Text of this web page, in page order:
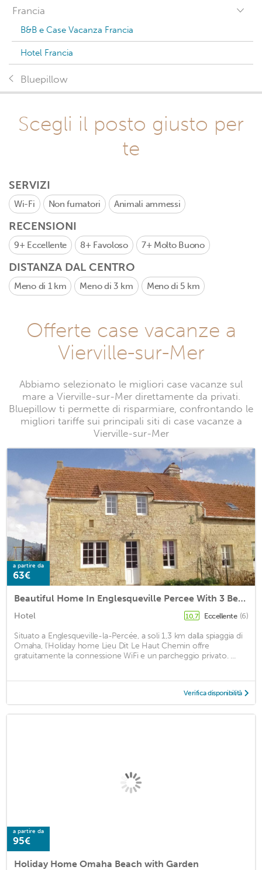
Francia
B&B e Case Vacanza Francia
Hotel Francia
Bluepillow
Scegli il posto giusto per
te
SERVIZI
Wi-Fi Non fumatori Animali ammessi
RECENSIONI
9+ Eccellente 8+ Favoloso 7+ Molto Buono
DISTANZA DAL CENTRO
Meno di 1 km Meno di 3 km Meno di 5 km
Offerte case vacanze a
Vierville-sur-Mer
Abbiamo selezionato le migliori case vacanze sul
mare a Vierville-sur-Mer direttamente da privati.
Bluepillow ti permette di risparmiare, confrontando le
migliori tariffe sui principali siti di case vacanze a
Vierville-sur-Mer
a partire da
63€
Beautiful Home In Englesqueville Percee With 3 Bedrooms And Wifi
Hotel 10,7 Eccellente (6)
Situato a Englesqueville-la-Percée, a soli 1,3 km dalla spiaggia di
Omaha, l'Holiday home Lieu Dit Le Haut Chemin offre
gratuitamente la connessione WiFi e un parcheggio privato. ...
Verifica disponibilità
a partire da
95€
Holiday Home Omaha Beach with Garden